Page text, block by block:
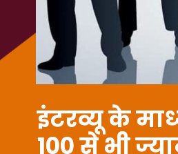
ITI JOBS
इंटरव्यू के
100 से भी